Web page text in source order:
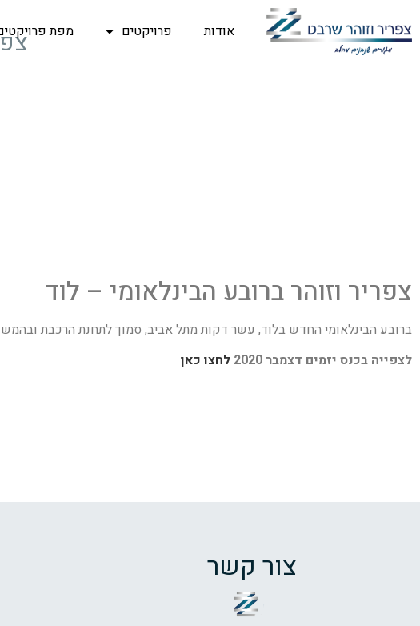
אודות פרויקטים מפת
צפריר וזוהר ברובע הבינלאומי – לוד
ברובע הבינלאומי החדש בלוד, עשר דקות מתל אביב, סמוך לתחנת הרכבת ובהמשך של כביש 200 החדש, ייבנו כ- 10 בניינים, שמתוכם 343 יחידות דיור, חצי מכך במסגרת תוכנית
לצפייה בכנס יזמים דצמבר 2020
לחצו כאן
צור קשר